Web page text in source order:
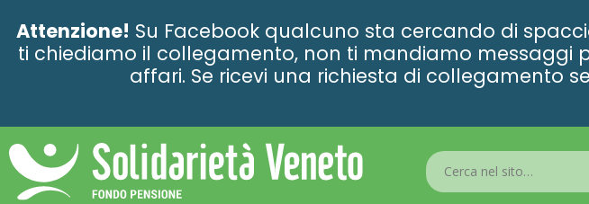
Attenzione! Su Facebook qualcuno sta cercando di
ti chiediamo il collegamento, non ti mandiamo messaggi
affari. Se ricevi una richiesta di collegamento
Search
...